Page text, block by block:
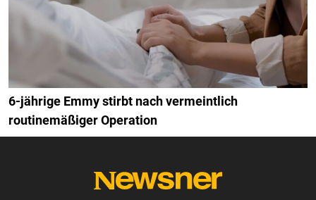
6-jährige Emmy stirbt nach vermeintlich
routinemäßiger Operation